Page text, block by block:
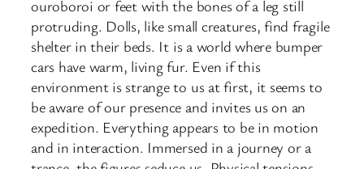
ouroboroi or feet with the bones of a leg still
protruding. Dolls, like small creatures, find fragile
shelter in their beds. It is a world where bumper
cars have warm, living fur. Even if this
environment is strange to us at first, it seems to
be aware of our presence and invites us on an
expedition. Everything appears to be in motion
and in interaction. Immersed in a journey or a